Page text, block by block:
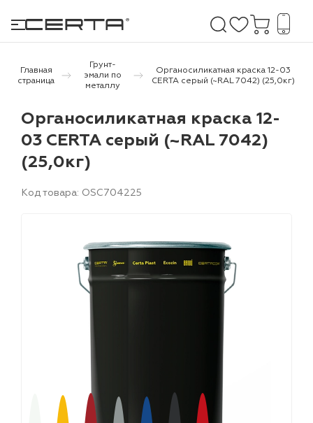
и дачи
бетону,
и эмали
Главная
страница
Грунт-
эмали по
металлу
Органосиликатная краска 12-03
CERTA серый (~RAL 7042) (25,0кг)
Органосиликатная краска 12-
03 CERTA серый (~RAL 7042)
(25,0кг)
Код товара: OSC704225